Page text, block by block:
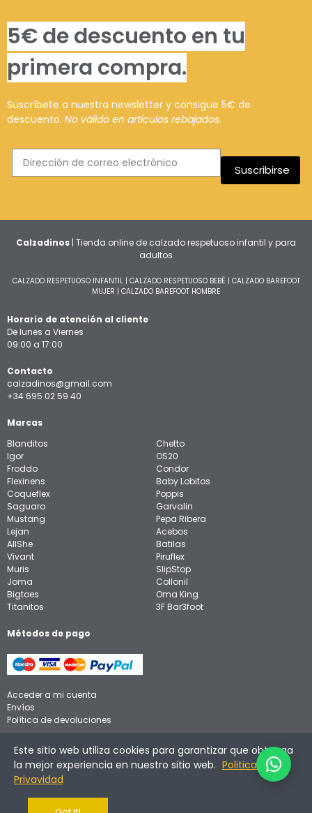
5€ de descuento en tu
primera compra.
Suscríbete a nuestra newsletter y consigue 5€ de
descuento. No válido en artículos rebajados.
Suscribirse
Calzadinos | Tienda online de calzado respetuoso infantil y para
adultos
CALZADO RESPETUOSO INFANTIL| CALZADO RESPETUOSO BEBÉ | CALZADO BAREFOOT
MUJER | CALZADO BAREFOOT HOMBRE
Horario de atención al cliente
De lunes a Viernes
09:00 a 17:00
Contacto
calzadinos@gmail.com
+34 695 02 59 40
Marcas
Blanditos
Igor
Froddo
Flexinens
Coqueflex
Saguaro
Mustang
Lejan
AllShe
Vivant
Muris
Joma
Bigtoes
Titanitos
Chetto
OS20
Condor
Baby Lobitos
Poppis
Garvalin
Pepa Ribera
Acebos
Batilas
Piruflex
SlipStop
Collonil
Oma King
3F Bar3foot
Métodos de pago
Acceder a mi cuenta
Envíos
Política de devoluciones
Aviso legal
Política de privacidad
Política de cookies
Este sitio web utiliza cookies para garantizar que obtenga
la mejor experiencia en nuestro sitio web. Politica de
Privavidad